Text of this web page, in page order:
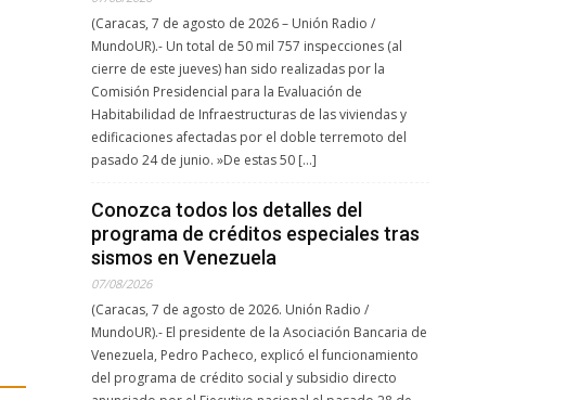
(Caracas, 7 de agosto de 2026 – Unión Radio /
MundoUR).- Un total de 50 mil 757 inspecciones (al
cierre de este jueves) han sido realizadas por la
Comisión Presidencial para la Evaluación de
Habitabilidad de Infraestructuras de las viviendas y
edificaciones afectadas por el doble terremoto del
pasado 24 de junio. ​»De estas 50 […]
Conozca todos los detalles del
programa de créditos especiales tras
sismos en Venezuela
07/08/2026
(Caracas, 7 de agosto de 2026. Unión Radio /
MundoUR).- El presidente de la Asociación Bancaria de
Venezuela, Pedro Pacheco, explicó el funcionamiento
del programa de crédito social y subsidio directo